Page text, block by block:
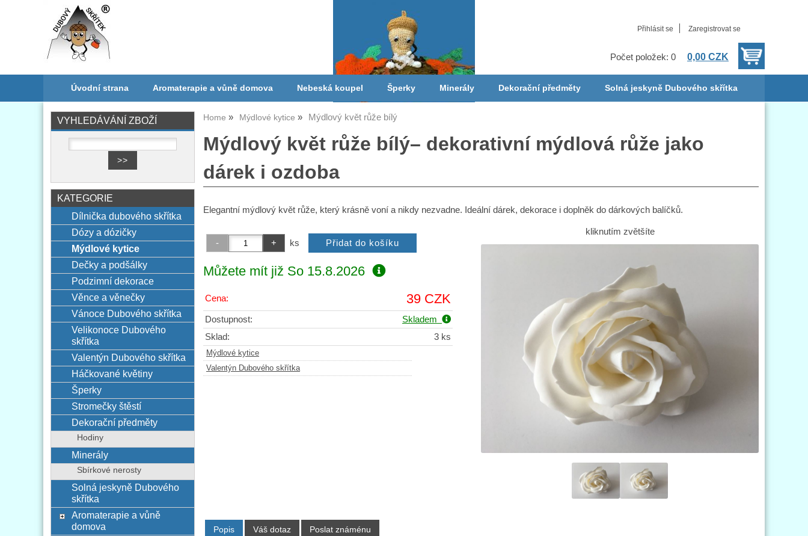
Přihlásit se Zaregistrovat se
Počet položek: 0 0,00 CZK
Úvodní strana Aromaterapie a vůně domova Nebeská koupel Šperky Minerály Dekorační předměty Solná jeskyně Dubového skřítka
Home Mýdlové kytice Mýdlový květ růže bílý
Mýdlový květ růže bílý– dekorativní mýdlová růže jako
dárek i ozdoba
Elegantní mýdlový květ růže, který krásně voní a nikdy nezvadne. Ideální dárek, dekorace i doplněk do dárkových balíčků.
kliknutím zvětšíte
ks
Můžete mít již So 15.8.2026
Cena: 39 CZK
Dostupnost:
Skladem
Sklad:
3 ks
Mýdlové kytice
Valentýn Dubového skřítka
Popis Váš dotaz Poslat známénu
VYHLEDÁVÁNÍ ZBOŽÍ
KATEGORIE
Dílnička dubového skřítka
Dózy a dózičky
Mýdlové kytice
Dečky a podšálky
Podzimní dekorace
Věnce a věnečky
Vánoce Dubového skřítka
Velikonoce Dubového
skřítka
Valentýn Dubového skřítka
Háčkované květiny
Šperky
Stromečky štěstí
Dekorační předměty
Hodiny
Minerály
Sbírkové nerosty
Solná jeskyně Dubového
skřítka
Aromaterapie a vůně
domova